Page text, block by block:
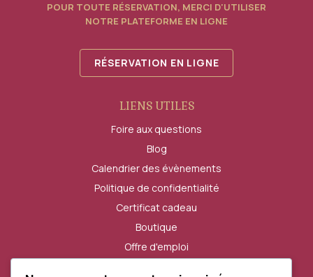
POUR TOUTE RÉSERVATION, MERCI D'UTILISER
NOTRE PLATEFORME EN LIGNE
RÉSERVATION EN LIGNE
LIENS UTILES
Foire aux questions
Blog
Calendrier des évènements
Politique de confidentialité
Certificat cadeau
Boutique
Offre d'emploi